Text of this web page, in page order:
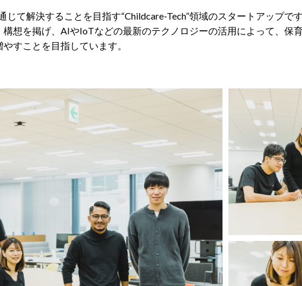
て解決することを目指す“Childcare-Tech”領域のスタートアップです
想を掲げ、AIやIoTなどの最新のテクノロジーの活用によって、保
すことを目指しています。